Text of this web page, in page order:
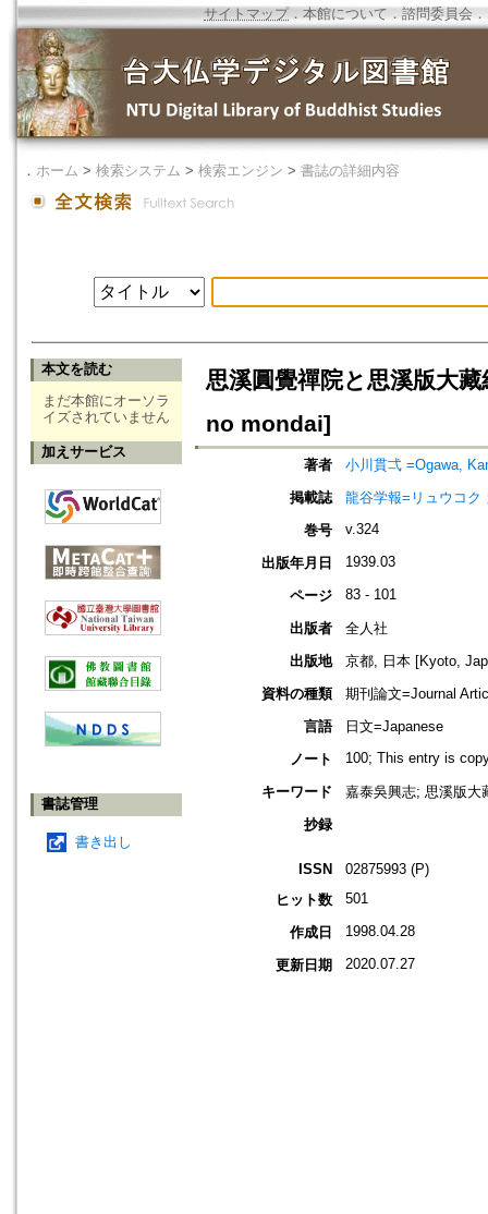
サイトマップ．本館について ． 諮問委員会 ．
． ホーム > 検索システム > 検索エンジン > 書誌の詳細内容
本文を読む
まだ本館にオーソラ
イズされていません
加えサービス
書誌管理
書き出し
思溪圓覺禪院と思溪版大
no mondai]
著者
小川貫弌 =Ogawa,
掲載誌
龍谷学報=リュウコク
巻号
v.324
出版年月日 1939.03
ページ 83 - 101
出版者
全人社
出版地
京都, 日本 [Kyoto,
資料の種類
期刊論文=Journal
言語
日文=Japanese
ノート
100; This entry is
キーワード
嘉泰吳興志; 思溪版大
抄録
ISSN
02875993 (P)
ヒット数
501
作成日 1998.04.28
更新日期 2020.07.27